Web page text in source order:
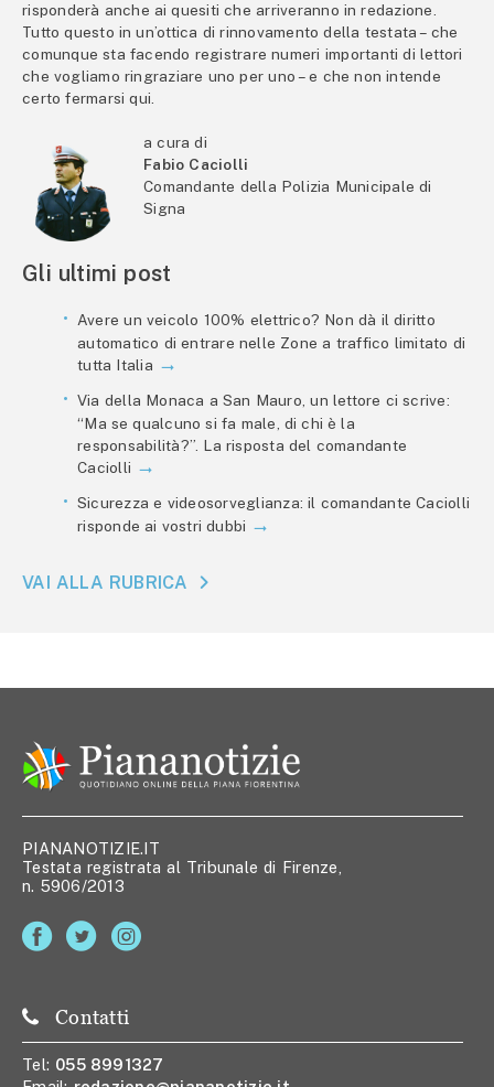
risponderà anche ai quesiti che arriveranno in redazione.
Tutto questo in un’ottica di rinnovamento della testata – che
comunque sta facendo registrare numeri importanti di lettori
che vogliamo ringraziare uno per uno – e che non intende
certo fermarsi qui.
a cura di
Fabio Caciolli
Comandante della Polizia Municipale di
Signa
Gli ultimi post
Avere un veicolo 100% elettrico? Non dà il diritto
automatico di entrare nelle Zone a traffico limitato di
tutta Italia
Via della Monaca a San Mauro, un lettore ci scrive:
“Ma se qualcuno si fa male, di chi è la
responsabilità?”. La risposta del comandante
Caciolli
Sicurezza e videosorveglianza: il comandante Caciolli
risponde ai vostri dubbi
VAI ALLA RUBRICA
PIANANOTIZIE.IT
Testata registrata al Tribunale di Firenze,
n. 5906/2013
Contatti
Tel: 055 8991327